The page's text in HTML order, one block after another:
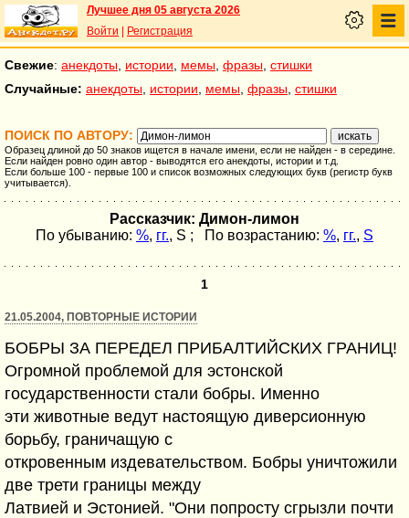
Лучшее дня 05 августа 2026
Войти
Регистрация
Свежие: анекдоты истории мемы фразы стишки
Случайные: анекдоты истории мемы фразы стишки
ПОИСК ПО АВТОРУ:
Образец длиной до 50 знаков ищется в начале имени, если не найден - в середине.
Если найден ровно один автор - выводятся его анекдоты, истории и т.д.
Если больше 100 - первые 100 и список возможных следующих букв (регистр букв
учитывается).
Рассказчик: Димон-лимон
По убыванию: %, гг., S ; По возрастанию: %, гг., S
1
21.05.2004, ПОВТОРНЫЕ ИСТОРИИ
БОБРЫ ЗА ПЕРЕДЕЛ ПРИБАЛТИЙСКИХ ГРАНИЦ!
Огромной проблемой для эстонской
государственности стали бобры. Именно
эти животные ведут настоящую диверсионную
борьбу, граничащую с
откровенным издевательством. Бобры уничтожили
две трети границы между
Латвией и Эстонией. "Они попросту сгрызли почти